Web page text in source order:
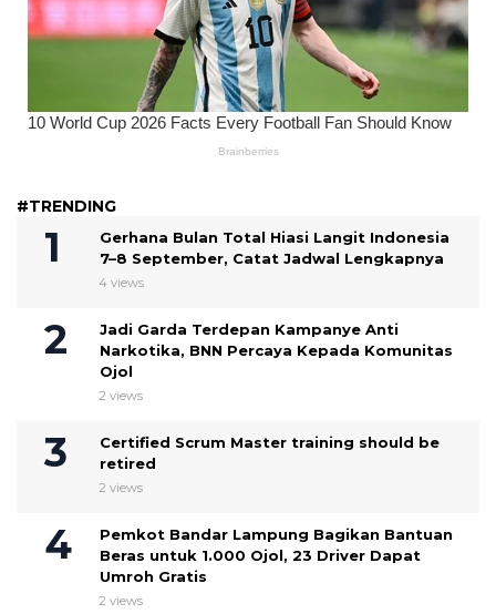
#TRENDING
Gerhana Bulan Total Hiasi Langit Indonesia
7–8 September, Catat Jadwal Lengkapnya
4 views
Jadi Garda Terdepan Kampanye Anti
Narkotika, BNN Percaya Kepada Komunitas
Ojol
2 views
Certified Scrum Master training should be
retired
2 views
Pemkot Bandar Lampung Bagikan Bantuan
Beras untuk 1.000 Ojol, 23 Driver Dapat
Umroh Gratis
2 views